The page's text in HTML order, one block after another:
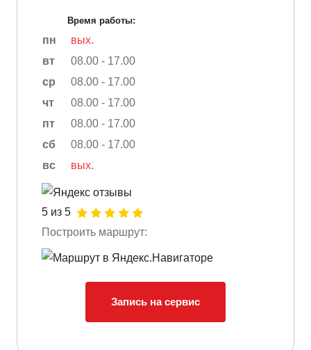
Время работы:
пн
вых.
вт
08.00 - 17.00
ср
08.00 - 17.00
чт
08.00 - 17.00
пт
08.00 - 17.00
сб
08.00 - 17.00
вс
вых.
5 из 5
Построить маршрут:
Запись на сервис